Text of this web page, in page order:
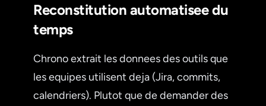
Reconstitution automatisee du
temps
Chrono extrait les donnees des outils que
les equipes utilisent deja (Jira, commits,
calendriers). Plutot que de demander des